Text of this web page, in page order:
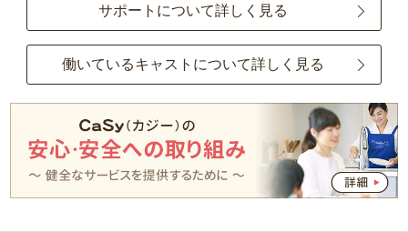
サポートについて詳しく見る
働いているキャストについて詳しく見る